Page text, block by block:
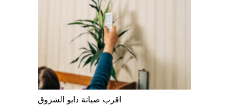
اقرب صيانة دايو الشروق